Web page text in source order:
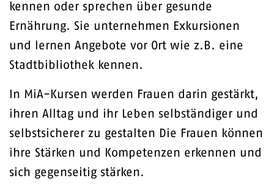
kennen oder sprechen über gesunde
Ernährung. Sie unternehmen Exkursionen
und lernen Angebote vor Ort wie z.B. eine
Stadtbibliothek kennen.
In MiA-Kursen werden Frauen darin gestärkt,
ihren Alltag und ihr Leben selbständiger und
selbstsicherer zu gestalten Die Frauen können
ihre Stärken und Kompetenzen erkennen und
sich gegenseitig stärken.